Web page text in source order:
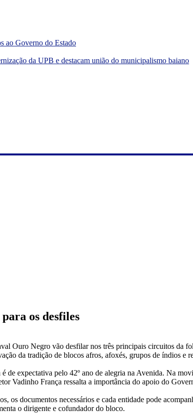
ao Governo do Estado
da UPB e destacam união do municipalismo baiano
os desfiles
Ouro Negro vão desfilar nos três principais circuitos da
da tradição de blocos afros, afoxés, grupos de índios e
expectativa pelo 42º ano de alegria na Avenida. Na
Vadinho França ressalta a importância do apoio do
documentos necessários e cada entidade pode
o dirigente e cofundador do bloco.